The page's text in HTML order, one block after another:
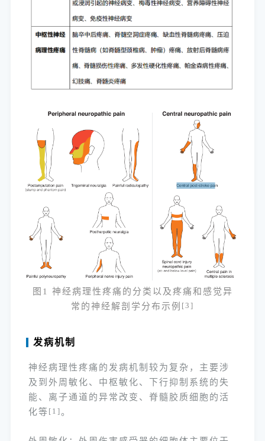
图1 神经病理性疼痛的分类以及疼痛和感觉异
常的神经解剖学分布示例 [3]
发病机制
神经病理性疼痛的发病机制较为复杂，主要涉
及到外周敏化、中枢敏化、下行抑制系统的失
能、离子通道的异常改变、脊髓胶质细胞的活
化等 [1] 。